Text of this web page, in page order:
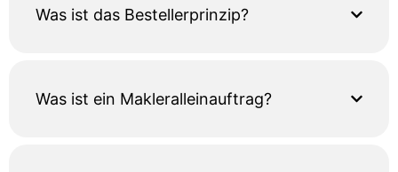
Was ist das Bestellerprinzip?
Was ist ein Makleralleinauftrag?